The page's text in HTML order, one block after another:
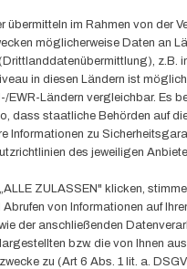
übermitteln im Rahmen von der
möglicherweise Daten an
z.B.
in diesen Ländern ist
EWR-Ländern vergleichbar. Es
dass staatliche Behörden auf
Informationen zu
des jeweiligen
ZULASSEN" klicken,
von Informationen auf
der anschließenden
bzw. die von Ihnen
zu (Art 6 Abs. 1 lit. a.